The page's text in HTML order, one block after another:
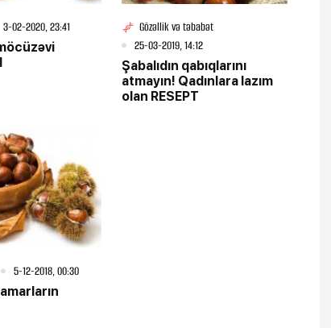
3-02-2020, 23:41
Gözəllik və təbabət
25-03-2019, 14:12
Şabalıdın qabıqlarını
atmayın! Qadınlara lazım
olan RESEPT
5-12-2018, 00:30